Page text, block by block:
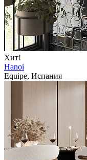
Хит!
Hanoi
Equipe, Испания